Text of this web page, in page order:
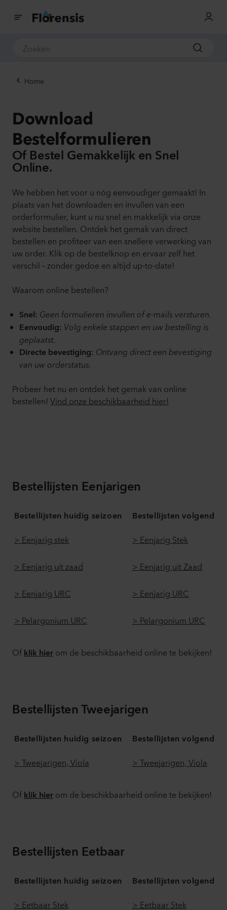
Home
Download
Bestelformulieren
Of Bestel Gemakkelijk en Snel
Online.
We hebben het voor u nóg eenvoudiger gemaakt! In
plaats van het downloaden en invullen van een
orderformulier, kunt u nu snel en makkelijk via onze
website bestellen. Ontdek het gemak van direct
bestellen en profiteer van een snellere verwerking van
uw order. Klik op de bestelknop en ervaar zelf het
verschil – zonder gedoe en altijd up-to-date!
Waarom online bestellen?
Snel: Geen formulieren invullen of e-mails versturen.
Eenvoudig: Volg enkele stappen en uw bestelling is
geplaatst.
Directe bevestiging: Ontvang direct een bevestiging
van uw orderstatus.
Probeer het nu en ontdek het gemak van online
bestellen! Vind onze beschikbaarheid hier!
Bestellijsten Eenjarigen
Bestellijsten huidig seizoen Bestellijsten volgend
> Eenjarig stek > Eenjarig Stek
> Eenjarig uit zaad > Eenjarig uit Zaad
> Eenjarig URC > Eenjarig URC
> Pelargonium URC > Pelargonium URC
Of klik hier om de beschikbaarheid online te bekijken!
Bestellijsten Tweejarigen
Bestellijsten huidig seizoen Bestellijsten volgend
> Tweejarigen, Viola > Tweejarigen, Viola
Of klik hier om de beschikbaarheid online te bekijken!
Bestellijsten Eetbaar
Bestellijsten huidig seizoen Bestellijsten volgend
> Eetbaar Stek > Eetbaar Stek